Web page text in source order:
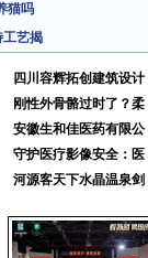
猫吗
艺揭
四川容辉拓创建筑设计
刚性外骨骼过时了？柔
安徽生和佳医药有限公
守护医疗影像安全：医
河源客天下水晶温泉剑